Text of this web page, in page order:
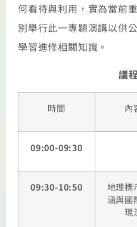
何看待與利用，實為當前
別舉行此一專題演講以供
學習進修相關知識。
議
時間 內
09:00-09:30
09:30-10:50
地理標
涵與國
現